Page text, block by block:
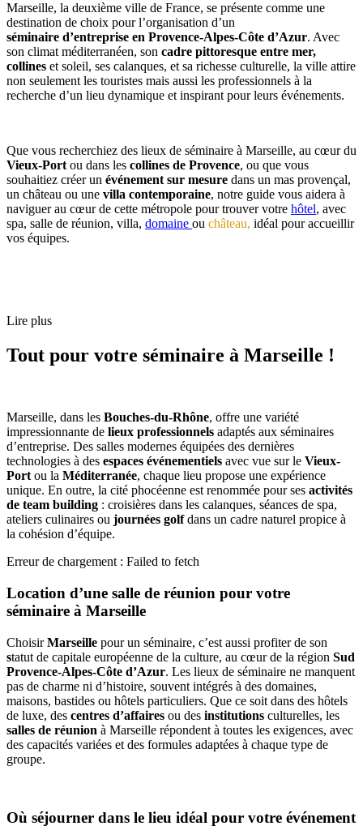
Marseille, la deuxième ville de France, se présente comme une
destination de choix pour l’organisation d’un
séminaire d’entreprise en Provence-Alpes-Côte d’Azur. Avec
son climat méditerranéen, son cadre pittoresque entre mer,
collines et soleil, ses calanques, et sa richesse culturelle, la ville attire
non seulement les touristes mais aussi les professionnels à la
recherche d’un lieu dynamique et inspirant pour leurs événements.
Que vous recherchiez des lieux de séminaire à Marseille, au cœur du
Vieux-Port ou dans les collines de Provence, ou que vous
souhaitiez créer un événement sur mesure dans un mas provençal,
un château ou une villa contemporaine, notre guide vous aidera à
naviguer au cœur de cette métropole pour trouvervotre hôtel, avec
spa, salle de réunion, villa, domaine ou château, idéal pour accueillir
vos équipes.
Lire plus
Tout pour votre séminaire à Marseille !
Marseille, dans les Bouches-du-Rhône, offre une variété
impressionnante de lieux professionnels adaptés aux séminaires
d’entreprise. Des salles modernes équipées des dernières
technologies à des espaces événementiels avec vue sur le Vieux-
Port ou la Méditerranée, chaque lieu propose une expérience
unique. En outre, la cité phocéenne est renommée pour ses activités
de team building : croisières dans les calanques, séances de spa,
ateliers culinaires ou journées golfdans un cadre naturel propice à
la cohésion d’équipe.
Erreur de chargement : Failed to fetch
Location d’une salle de réunion pour votre
séminaire à Marseille
ChoisirMarseille pour un séminaire, c’est aussi profiter de son
statut de capitale européenne de la culture, au cœur de la région Sud
Provence-Alpes-Côte d’Azur. Les lieux de séminaire ne manquent
pas de charme ni d’histoire, souvent intégrés à des domaines,
maisons, bastides ou hôtels particuliers. Que ce soit dans des hôtels
de luxe, des centres d’affaires ou des institutions culturelles, les
salles de réunion à Marseille répondent à toutes les exigences, avec
des capacités variées et des formules adaptées à chaque type de
groupe.
Où séjourner dans le lieu idéal pour votre événement